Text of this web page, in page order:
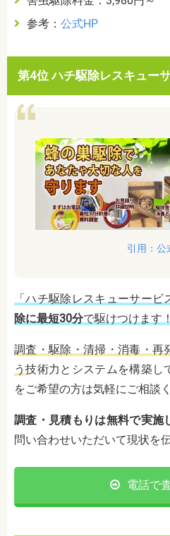
参考： 公式HP
第4位 ハチ駆除レスキュー
引用：公
「ハチ駆除レスキューサービ
除に最短30分で駆けつけます！
調査・駆除・清掃・消毒・再
う技術力とシステムを構築し
をご希望の方は気軽にご相談
調査・見積もりは無料で実施
問い合わせいただいて現状を
電話で